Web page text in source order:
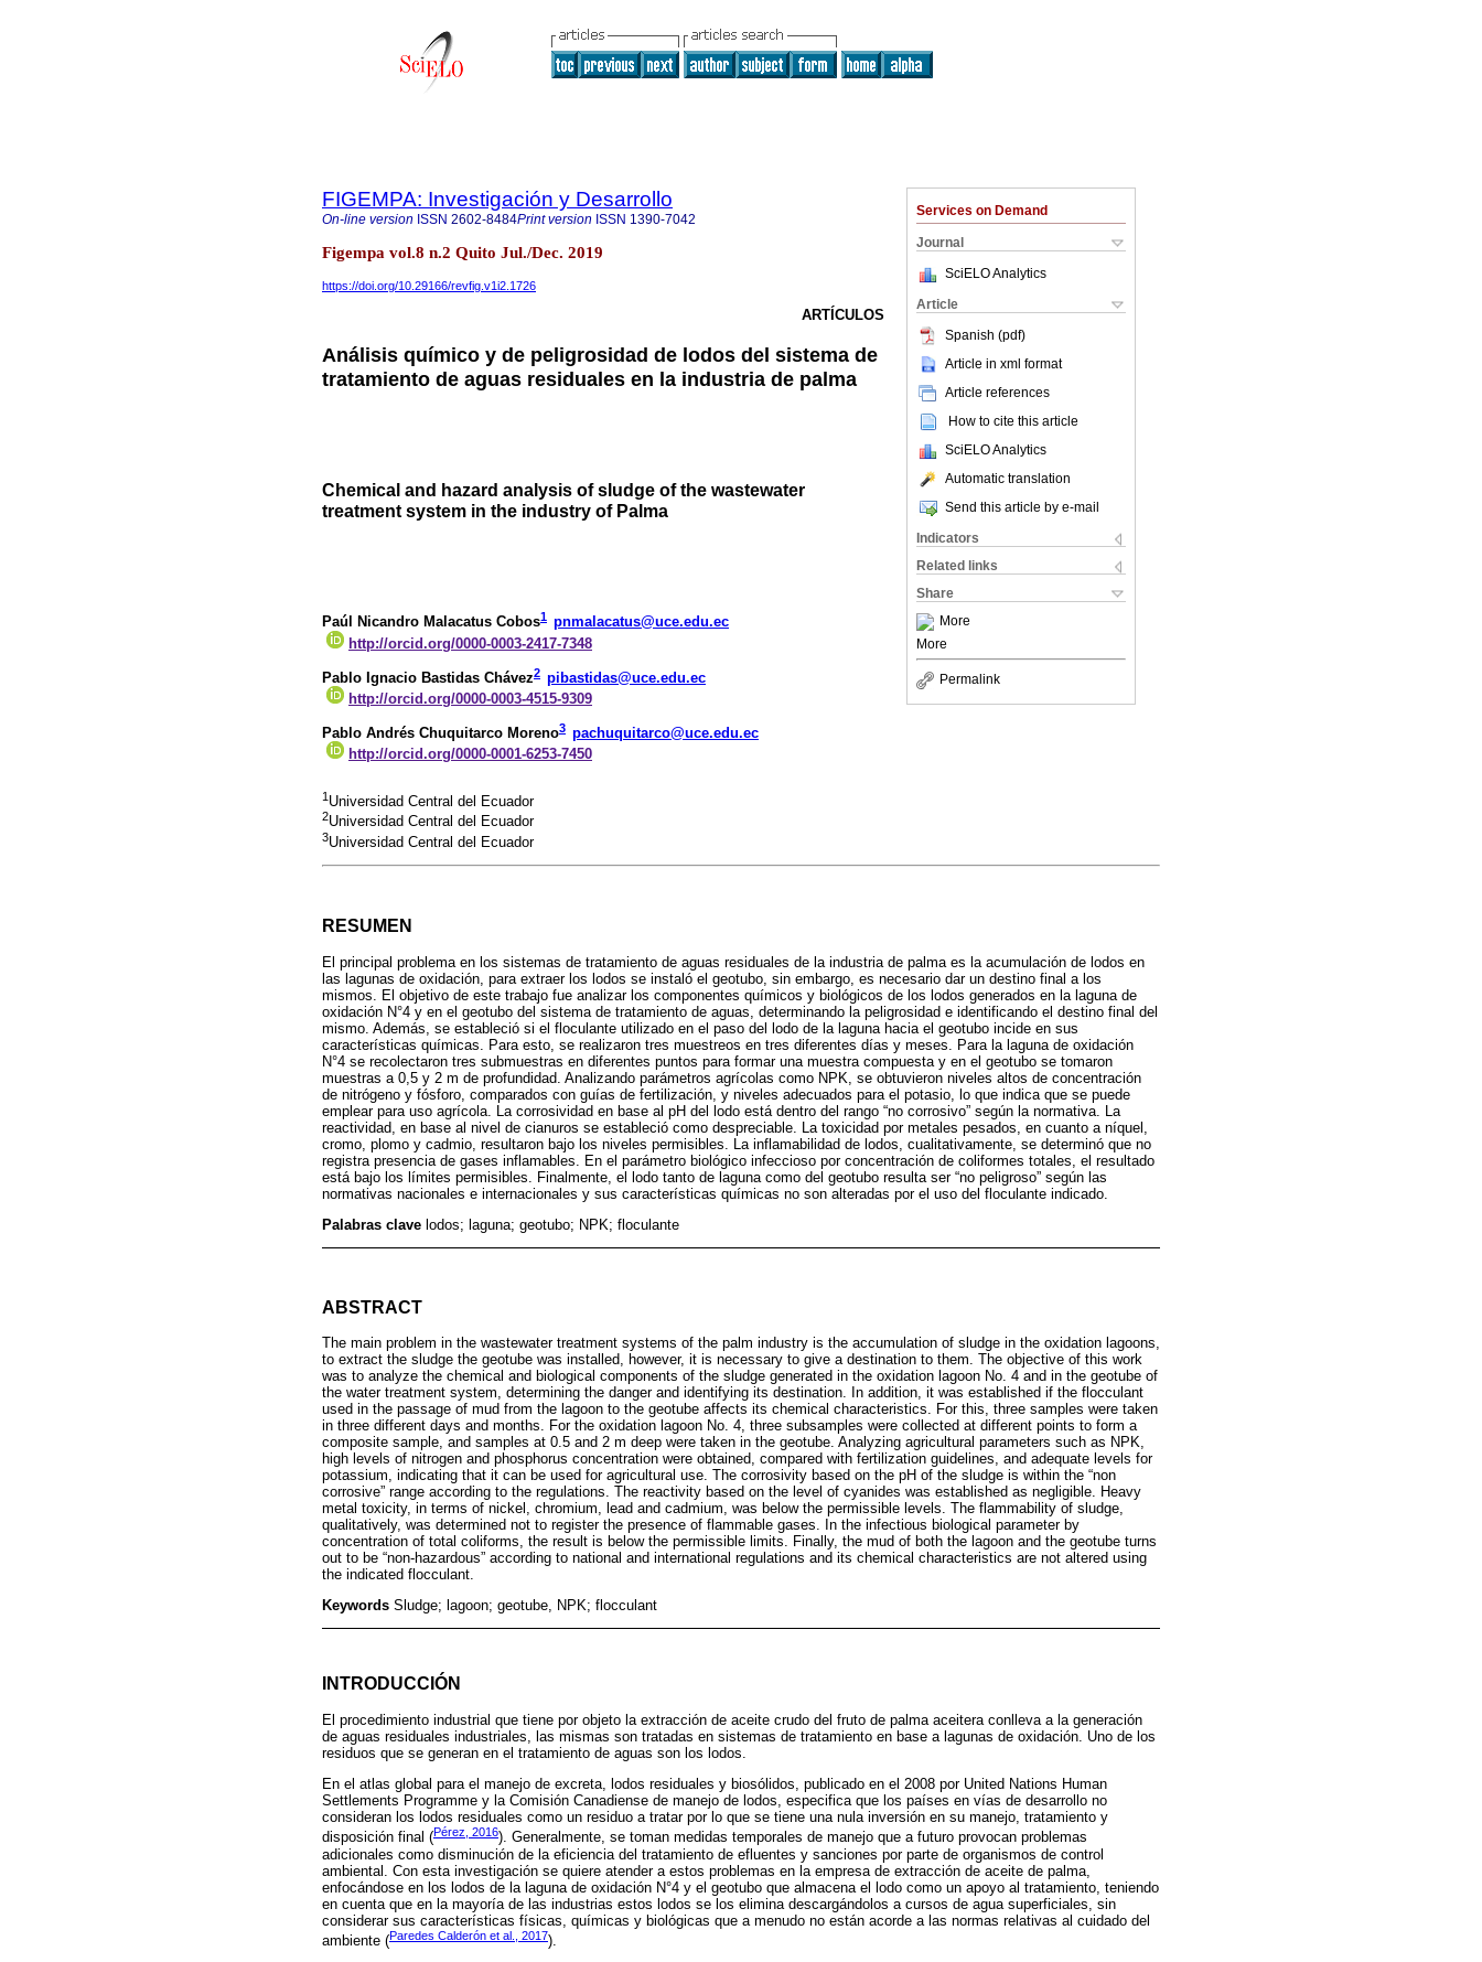
Services on Demand
Journal
SciELO Analytics
Article
Spanish (pdf)
Article in xml format
Article references
How to cite this article
SciELO Analytics
Automatic translation
Send this article by e-mail
Indicators
Related links
Share
More
More
Permalink
FIGEMPA: Investigación y Desarrollo
On-line version ISSN 2602-8484Print version ISSN 1390-7042
Figempa vol.8 n.2 Quito Jul./Dec. 2019
https://doi.org/10.29166/revfig.v1i2.1726
ARTÍCULOS
Análisis químico y de peligrosidad de lodos del sistema de
tratamiento de aguas residuales en la industria de palma
Chemical and hazard analysis of sludge of the wastewater
treatment system in the industry of Palma
Paúl Nicandro Malacatus Cobos1 pnmalacatus@uce.edu.ec
http://orcid.org/0000-0003-2417-7348
Pablo Ignacio Bastidas Chávez2 pibastidas@uce.edu.ec
http://orcid.org/0000-0003-4515-9309
Pablo Andrés Chuquitarco Moreno3 pachuquitarco@uce.edu.ec
http://orcid.org/0000-0001-6253-7450
1 Universidad Central del Ecuador
2Universidad Central del Ecuador
3Universidad Central del Ecuador
RESUMEN
El principal problema en los sistemas de tratamiento de aguas residuales de la industria de palma es la acumulación de lodos en
las lagunas de oxidación, para extraer los lodos se instaló el geotubo, sin embargo, es necesario dar un destino final a los
mismos. El objetivo de este trabajo fue analizar los componentes químicos y biológicos de los lodos generados en la laguna de
oxidación N°4 y en el geotubo del sistema de tratamiento de aguas, determinando la peligrosidad e identificando el destino final del
mismo. Además, se estableció si el floculante utilizado en el paso del lodo de la laguna hacia el geotubo incide en sus
características químicas. Para esto, se realizaron tres muestreos en tres diferentes días y meses. Para la laguna de oxidación
N°4 se recolectaron tres submuestras en diferentes puntos para formar una muestra compuesta y en el geotubo se tomaron
muestras a 0,5 y 2 m de profundidad. Analizando parámetros agrícolas como NPK, se obtuvieron niveles altos de concentración
de nitrógeno y fósforo, comparados con guías de fertilización, y niveles adecuados para el potasio, lo que indica que se puede
emplear para uso agrícola. La corrosividad en base al pH del lodo está dentro del rango “no corrosivo” según la normativa. La
reactividad, en base al nivel de cianuros se estableció como despreciable. La toxicidad por metales pesados, en cuanto a níquel,
cromo, plomo y cadmio, resultaron bajo los niveles permisibles. La inflamabilidad de lodos, cualitativamente, se determinó que no
registra presencia de gases inflamables. En el parámetro biológico infeccioso por concentración de coliformes totales, el resultado
está bajo los límites permisibles. Finalmente, el lodo tanto de laguna como del geotubo resulta ser “no peligroso” según las
normativas nacionales e internacionales y sus características químicas no son alteradas por el uso del floculante indicado.
Palabras clave lodos; laguna; geotubo; NPK; floculante
ABSTRACT
The main problem in the wastewater treatment systems of the palm industry is the accumulation of sludge in the oxidation lagoons,
to extract the sludge the geotube was installed, however, it is necessary to give a destination to them. The objective of this work
was to analyze the chemical and biological components of the sludge generated in the oxidation lagoon No. 4 and in the geotube of
the water treatment system, determining the danger and identifying its destination. In addition, it was established if the flocculant
used in the passage of mud from the lagoon to the geotube affects its chemical characteristics. For this, three samples were taken
in three different days and months. For the oxidation lagoon No. 4, three subsamples were collected at different points to form a
composite sample, and samples at 0.5 and 2 m deep were taken in the geotube. Analyzing agricultural parameters such as NPK,
high levels of nitrogen and phosphorus concentration were obtained, compared with fertilization guidelines, and adequate levels for
potassium, indicating that it can be used for agricultural use. The corrosivity based on the pH of the sludge is within the “non
corrosive” range according to the regulations. The reactivity based on the level of cyanides was established as negligible. Heavy
metal toxicity, in terms of nickel, chromium, lead and cadmium, was below the permissible levels. The flammability of sludge,
qualitatively, was determined not to register the presence of flammable gases. In the infectious biological parameter by
concentration of total coliforms, the result is below the permissible limits. Finally, the mud of both the lagoon and the geotube turns
out to be “non-hazardous” according to national and international regulations and its chemical characteristics are not altered using
the indicated flocculant.
Keywords Sludge; lagoon; geotube, NPK; flocculant
INTRODUCCIÓN
El procedimiento industrial que tiene por objeto la extracción de aceite crudo del fruto de palma aceitera conlleva a la generación
de aguas residuales industriales, las mismas son tratadas en sistemas de tratamiento en base a lagunas de oxidación. Uno de los
residuos que se generan en el tratamiento de aguas son los lodos.
En el atlas global para el manejo de excreta, lodos residuales y biosólidos, publicado en el 2008 por United Nations Human
Settlements Programme y la Comisión Canadiense de manejo de lodos, especifica que los países en vías de desarrollo no
consideran los lodos residuales como un residuo a tratar por lo que se tiene una nula inversión en su manejo, tratamiento y
disposición final (Pérez, 2016). Generalmente, se toman medidas temporales de manejo que a futuro provocan problemas
adicionales como disminución de la eficiencia del tratamiento de efluentes y sanciones por parte de organismos de control
ambiental. Con esta investigación se quiere atender a estos problemas en la empresa de extracción de aceite de palma,
enfocándose en los lodos de la laguna de oxidación N°4 y el geotubo que almacena el lodo como un apoyo al tratamiento, teniendo
en cuenta que en la mayoría de las industrias estos lodos se los elimina descargándolos a cursos de agua superficiales, sin
considerar sus características físicas, químicas y biológicas que a menudo no están acorde a las normas relativas al cuidado del
ambiente (Paredes Calderón et al., 2017).